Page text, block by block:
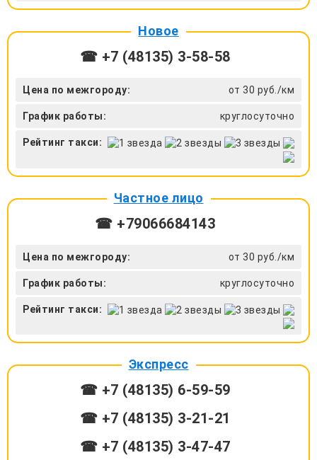
Новое
☎ +7 (48135) 3-58-58
Цена по межгороду: от 30 руб./км
График работы: круглосуточно
Рейтинг такси:
Частное лицо
☎ +79066684143
Цена по межгороду: от 30 руб./км
График работы: круглосуточно
Рейтинг такси:
Экспресс
☎ +7 (48135) 6-59-59
☎ +7 (48135) 3-21-21
☎ +7 (48135) 3-47-47